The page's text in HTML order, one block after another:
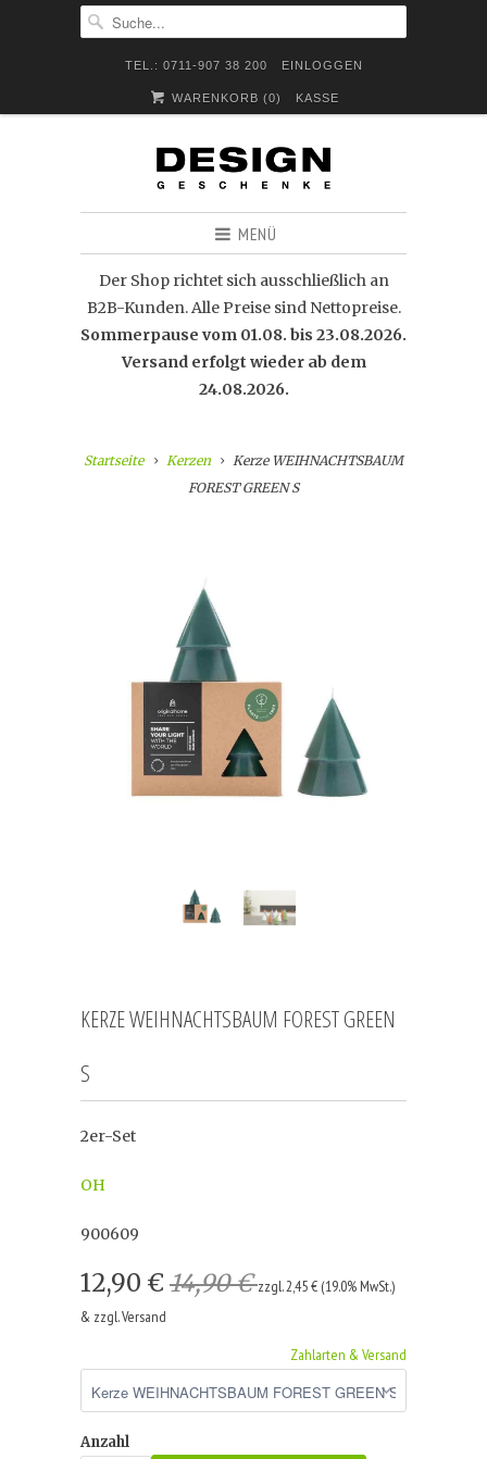
TEL.: 0711-907 38 200 EINLOGGEN
WARENKORB (0) KASSE
MENÜ
Der Shop richtet sich ausschließlich an
B2B-Kunden. Alle Preise sind Nettopreise.
Sommerpause vom 01.08. bis 23.08.2026.
Versand erfolgt wieder ab dem
24.08.2026.
Startseite Kerzen
Kerze WEIHNACHTSBAUM
FOREST GREEN S
KERZE WEIHNACHTSBAUM FOREST GREEN
S
2er-Set
OH
900609
12,90 € 14,90 €zzgl. 2,45 € (19.0% MwSt.)
& zzgl. Versand
Zahlarten & Versand
Anzahl